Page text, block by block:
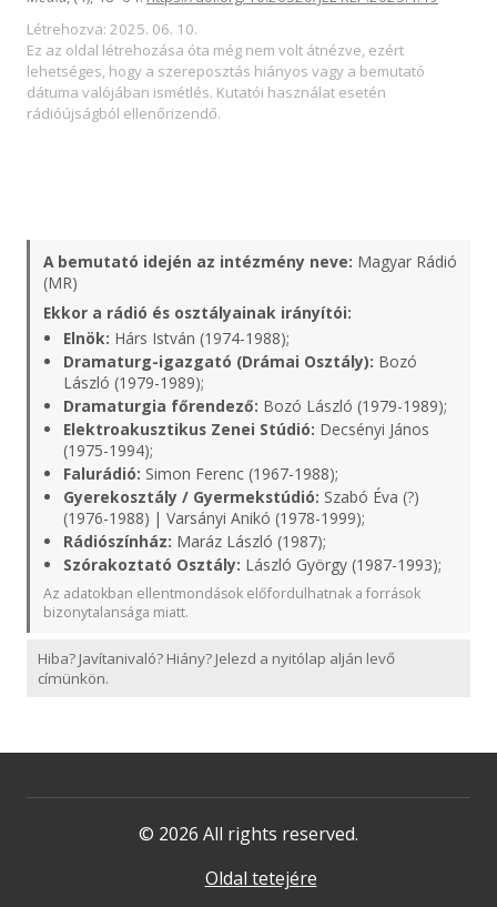
Létrehozva: 2025. 06. 10.
Ez az oldal létrehozása óta még nem volt átnézve, ezért
lehetséges, hogy a szereposztás hiányos vagy a bemutató
dátuma valójában ismétlés. Kutatói használat esetén
rádióújságból ellenőrizendő.
A bemutató idején az intézmény neve: Magyar Rádió
(MR)
Ekkor a rádió és osztályainak irányítói:
Elnök: Hárs István (1974-1988);
Dramaturg-igazgató (Drámai Osztály): Bozó
László (1979-1989);
Dramaturgia főrendező: Bozó László (1979-1989);
Elektroakusztikus Zenei Stúdió: Decsényi János
(1975-1994);
Falurádió: Simon Ferenc (1967-1988);
Gyerekosztály / Gyermekstúdió: Szabó Éva (?)
(1976-1988) | Varsányi Anikó (1978-1999);
Rádiószínház: Maráz László (1987);
Szórakoztató Osztály: László György (1987-1993);
Az adatokban ellentmondások előfordulhatnak a források
bizonytalansága miatt.
Hiba? Javítanivaló? Hiány? Jelezd a nyitólap alján levő
címünkön.
© 2026 All rights reserved.
Oldal tetejére